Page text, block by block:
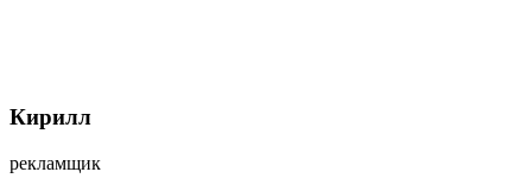
Кирилл
рекламщик